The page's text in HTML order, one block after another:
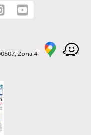
Zona 4